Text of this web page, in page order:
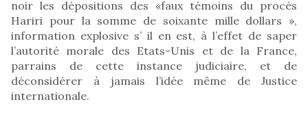
noir les dépositions des «faux témoins du procès
Hariri pour la somme de soixante mille dollars »,
information explosive s’ il en est, à l’effet de saper
l’autorité morale des Etats-Unis et de la France,
parrains de cette instance judiciaire, et de
déconsidérer à jamais l’idée même de Justice
internationale.